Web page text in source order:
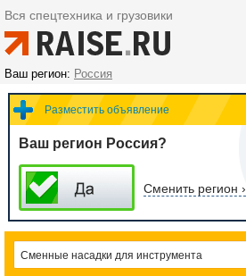
Вся спецтехника и грузовики
Ваш регион: Россия
Разместить объявление
Ваш регион Россия?
Сменить регион ›